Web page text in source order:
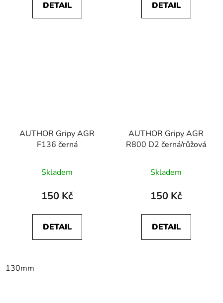
DETAIL DETAIL
AUTHOR Gripy AGR
F136 černá
Skladem
150 Kč
DETAIL
130mm
AUTHOR Gripy AGR
R800 D2 černá/růžová
Skladem
150 Kč
DETAIL